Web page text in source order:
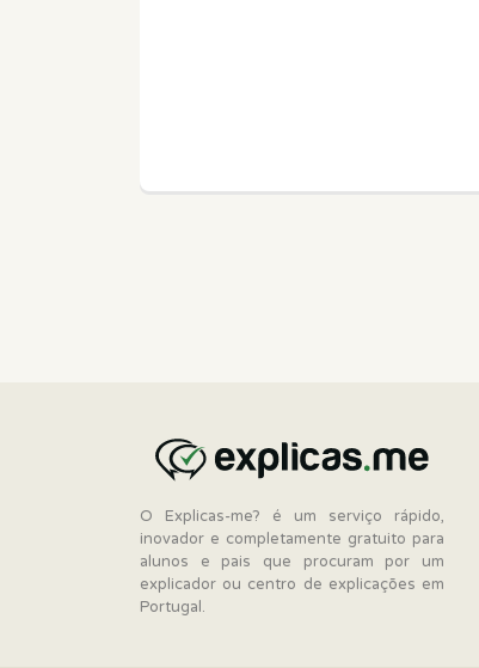
O Explicas-me? é um serviço rápido,
inovador e completamente gratuito para
alunos e pais que procuram por um
explicador ou centro de explicações em
Portugal.